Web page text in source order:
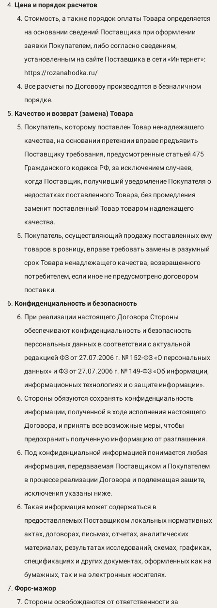
Цена и порядок расчетов
Стоимость, а также порядок оплаты Товара определяется
на основании сведений Поставщика при оформлении
заявки Покупателем, либо согласно сведениям,
установленным на сайте Поставщика в сети «Интернет»:
https://rozanahodka.ru/
Все расчеты по Договору производятся в безналичном
порядке.
Качество и возврат (замена) Товара
Покупатель, которому поставлен Товар ненадлежащего
качества, на основании претензии вправе предъявить
Поставщику требования, предусмотренные статьей 475
Гражданского кодекса РФ, за исключением случаев,
когда Поставщик, получивший уведомление Покупателя о
недостатках поставленного Товара, без промедления
заменит поставленный Товар товаром надлежащего
качества.
Покупатель, осуществляющий продажу поставленных ему
товаров в розницу, вправе требовать замены в разумный
срок Товара ненадлежащего качества, возвращенного
потребителем, если иное не предусмотрено договором
поставки.
Конфиденциальность и безопасность
При реализации настоящего Договора Стороны
обеспечивают конфиденциальность и безопасность
персональных данных в соответствии с актуальной
редакцией ФЗ от 27.07.2006 г. № 152-ФЗ «О персональных
данных» и ФЗ от 27.07.2006 г. № 149-ФЗ «Об информации,
информационных технологиях и о защите информации».
Стороны обязуются сохранять конфиденциальность
информации, полученной в ходе исполнения настоящего
Договора, и принять все возможные меры, чтобы
предохранить полученную информацию от разглашения.
Под конфиденциальной информацией понимается любая
информация, передаваемая Поставщиком и Покупателем
в процессе реализации Договора и подлежащая защите,
исключения указаны ниже.
Такая информация может содержаться в
предоставляемых Поставщиком локальных нормативных
актах, договорах, письмах, отчетах, аналитических
материалах, результатах исследований, схемах, графиках,
спецификациях и других документах, оформленных как на
бумажных, так и на электронных носителях.
Форс-мажор
Стороны освобождаются от ответственности за